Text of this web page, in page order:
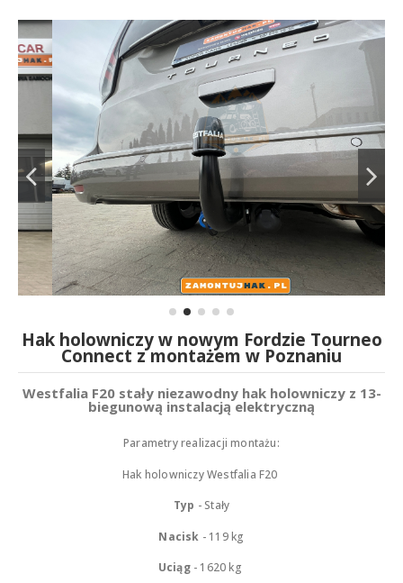
Hak holowniczy w nowym Fordzie Tourneo
Connect z montażem w Poznaniu
Westfalia F20 stały niezawodny hak holowniczy z 13-
biegunową instalacją elektryczną
Parametry realizacji montażu:
Hak holowniczy Westfalia F20
Typ - Stały
Nacisk - 119 kg
Uciąg- 1620 kg